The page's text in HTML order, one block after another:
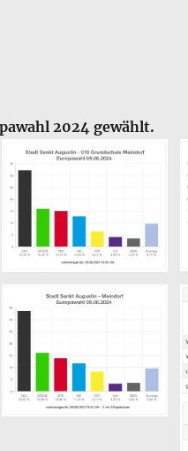
2024 gewählt.